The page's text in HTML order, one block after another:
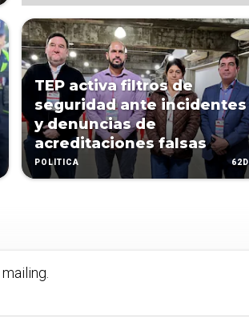
TEP activa filtros de
seguridad ante incidentes
y denuncias de
acreditaciones falsas
POLÍTICA 62D